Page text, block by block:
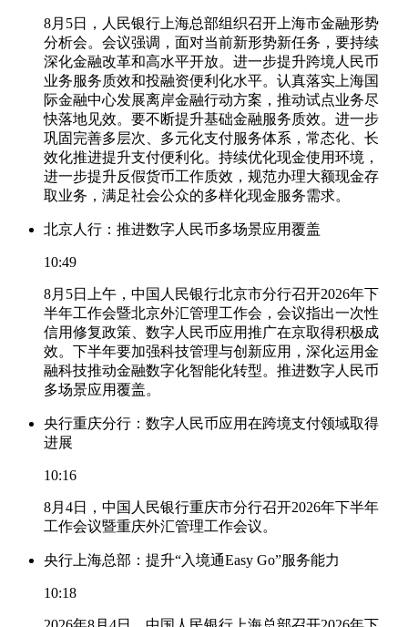
8月5日，人民银行上海总部组织召开上海市金融形势
分析会。会议强调，面对当前新形势新任务，要持续
深化金融改革和高水平开放。进一步提升跨境人民币
业务服务质效和投融资便利化水平。认真落实上海国
际金融中心发展离岸金融行动方案，推动试点业务尽
快落地见效。要不断提升基础金融服务质效。进一步
巩固完善多层次、多元化支付服务体系，常态化、长
效化推进提升支付便利化。持续优化现金使用环境，
进一步提升反假货币工作质效，规范办理大额现金存
取业务，满足社会公众的多样化现金服务需求。
北京人行：推进数字人民币多场景应用覆盖
10:49
8月5日上午，中国人民银行北京市分行召开2026年下
半年工作会暨北京外汇管理工作会，会议指出一次性
信用修复政策、数字人民币应用推广在京取得积极成
效。下半年要加强科技管理与创新应用，深化运用金
融科技推动金融数字化智能化转型。推进数字人民币
多场景应用覆盖。
央行重庆分行：数字人民币应用在跨境支付领域取得
进展
10:16
8月4日，中国人民银行重庆市分行召开2026年下半年
工作会议暨重庆外汇管理工作会议。
央行上海总部：提升“入境通Easy Go”服务能力
10:18